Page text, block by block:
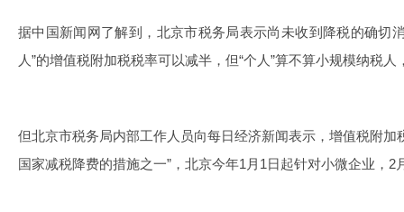
据中国新闻网了解到，北京市税务局表示尚未收到降税的确切
人”的增值税附加税税率可以减半，但“个人”算不算小规模纳税
但北京市税务局内部工作人员向每日经济新闻表示，增值税附加
国家减税降费的措施之一”，北京今年1月1日起针对小微企业，